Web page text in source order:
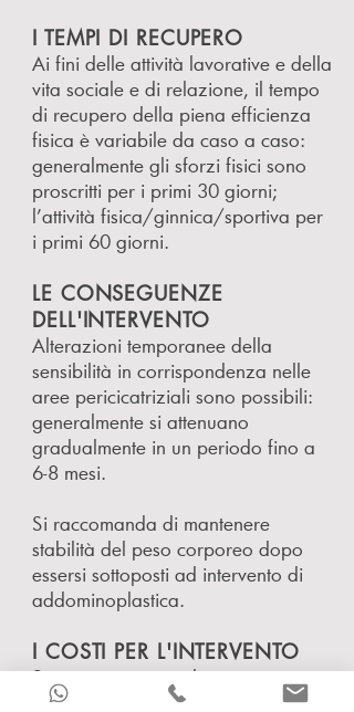
I TEMPI DI RECUPERO
Ai fini delle attività lavorative e della
vita sociale e di relazione, il tempo
di recupero della piena efficienza
fisica è variabile da caso a caso:
generalmente gli sforzi fisici sono
proscritti per i primi 30 giorni;
l’attività fisica/ginnica/sportiva per
i primi 60 giorni.
LE CONSEGUENZE
DELL'INTERVENTO
Alterazioni temporanee della
sensibilità in corrispondenza nelle
aree pericicatriziali sono possibili:
generalmente si attenuano
gradualmente in un periodo fino a
6-8 mesi.
Si raccomanda di mantenere
stabilità del peso corporeo dopo
essersi sottoposti ad intervento di
addominoplastica.
I COSTI PER L'INTERVENTO
Se vuoi conoscere il prezzo
orientativo per un intervento di